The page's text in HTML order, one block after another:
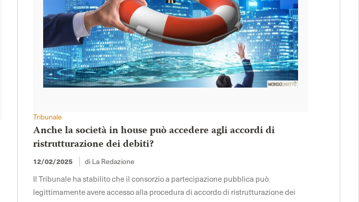
Tribunale
Anche la società in house può accedere agli accordi di
ristrutturazione dei debiti?
12/02/2025 di La Redazione
Il Tribunale ha stabilito che il consorzio a partecipazione pubblica può
legittimamente avere accesso alla procedura di accordo di ristrutturazione dei